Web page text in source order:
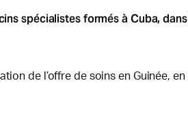
spécialistes formés à Cuba, dans
de l’offre de soins en Guinée,